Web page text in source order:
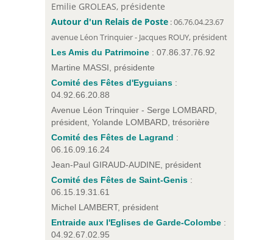
Emilie GROLEAS, présidente
Autour d'un Relais de Poste : 06.76.04.23.67
avenue Léon Trinquier - Jacques ROUY, président
Les Amis du Patrimoine : 07.86.37.76.92
Martine MASSI, présidente
Comité des Fêtes d'Eyguians :
04.92.66.20.88
Avenue Léon Trinquier - Serge LOMBARD,
président, Yolande LOMBARD, trésorière
Comité des Fêtes de Lagrand :
06.16.09.16.24
Jean-Paul GIRAUD-AUDINE, président
Comité des Fêtes de Saint-Genis :
06.15.19.31.61
Michel LAMBERT, président
Entraide aux l'Eglises de Garde-Colombe :
04.92.67.02.95